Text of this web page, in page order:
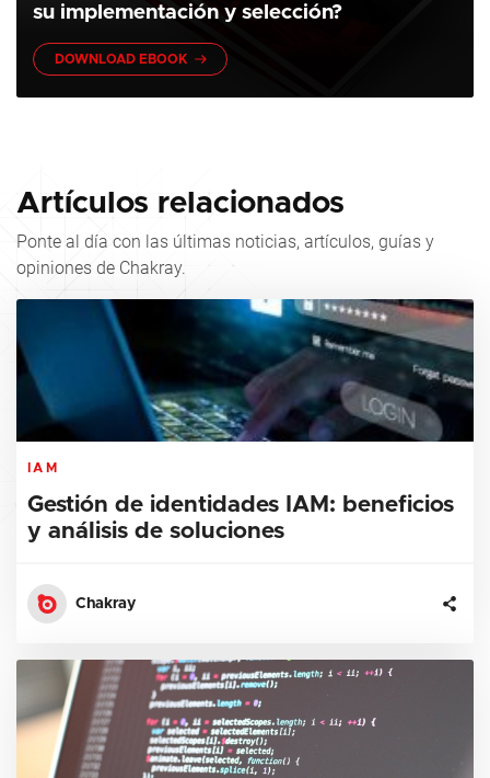
su implementación y selección?
DOWNLOAD EBOOK
Artículos relacionados
Ponte al día con las últimas noticias, artículos, guías y
opiniones de Chakray.
IAM
Gestión de identidades IAM: beneficios
y análisis de soluciones
Chakray